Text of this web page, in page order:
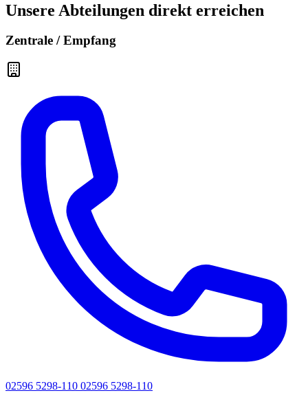
Unsere Abteilungen direkt erreichen
Zentrale / Empfang
02596 5298-110 02596 5298-110